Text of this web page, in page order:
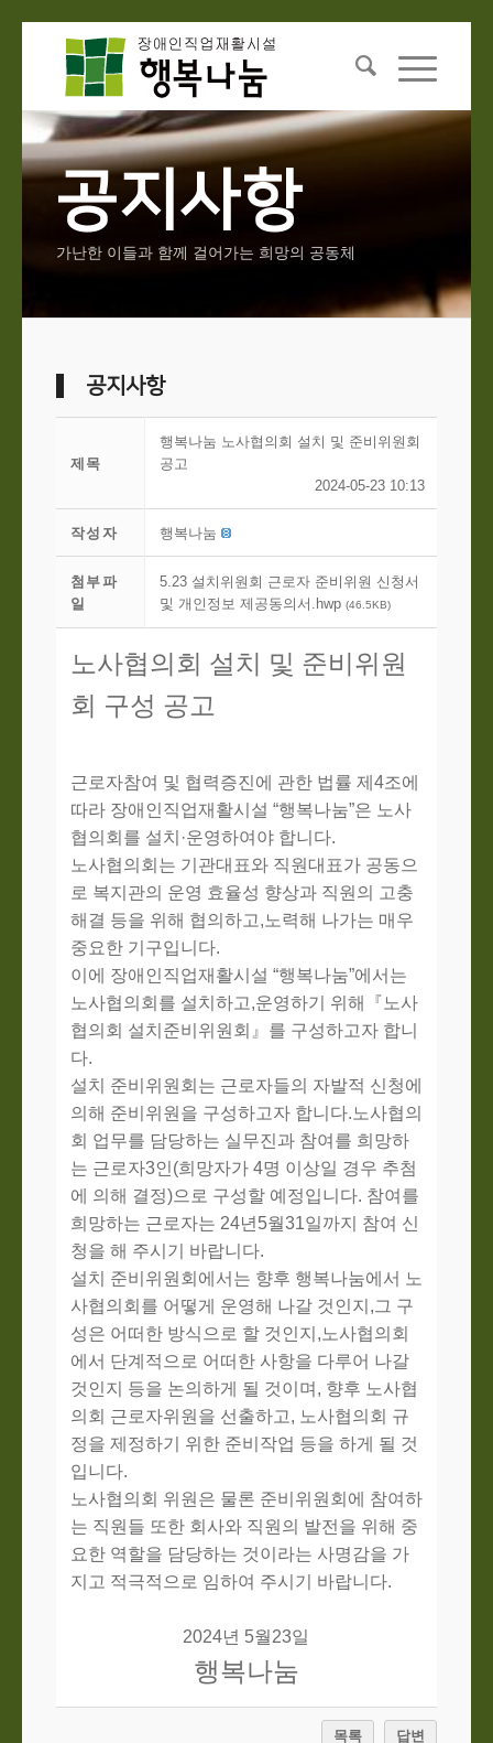
공지사항
가난한 이들과 함께 걸어가는 희망의 공동체
공지사항
제목
행복나눔 노사협의회 설치 및 준비위원회
공고
2024-05-23 10:13
작성자 행복나눔
첨부파
일
5.23 설치위원회 근로자 준비위원 신청서
및 개인정보 제공동의서.hwp (46.5KB)
노사협의회 설치 및 준비위원
회 구성 공고
근로자참여 및 협력증진에 관한 법률 제 4조에
따라 장애인직업재활시설 “행복나눔”은 노사
협의회를 설치 ·운영하여야 합니다.
노사협의회는 기관대표와 직원대표가 공동으
로 복지관의 운영 효율성 향상과 직원의 고충
해결 등을 위해 협의하고, 노력해 나가는 매우
중요한 기구입니다.
이에 장애인직업재활시설 “행복나눔”에서는
노사협의회를 설치하고,운영하기 위해 『 노사
협의회 설치준비위원회 』 를 구성하고자 합니
다.
설치 준비위원회는 근로자들의 자발적 신청에
의해 준비위원을 구성하고자 합니다. 노사협의
회 업무를 담당하는 실무진과 참여를 희망하
는 근로자3인 (희망자가 4명 이상일 경우 추첨
에 의해 결정)으로 구성할 예정입니다. 참여를
희망하는 근로자는 24년 5월31일까지 참여 신
청을 해 주시기 바랍니다.
설치 준비위원회에서는 향후 행복나눔에서 노
사협의회를 어떻게 운영해 나갈 것인지 ,그 구
성은 어떠한 방식으로 할 것인지 , 노사협의회
에서 단계적으로 어떠한 사항을 다루어 나갈
것인지 등을 논의하게 될 것이며 , 향후 노사협
의회 근로자위원을 선출하고, 노사협의회 규
정을 제정하기 위한 준비작업 등을 하게 될 것
입니다.
노사협의회 위원은 물론 준비위원회에 참여하
는 직원들 또한 회사와 직원의 발전을 위해 중
요한 역할을 담당하는 것이라는 사명감을 가
지고 적극적으로 임하여 주시기 바랍니다.
2024년 5월23일
행복나눔
목록 답변